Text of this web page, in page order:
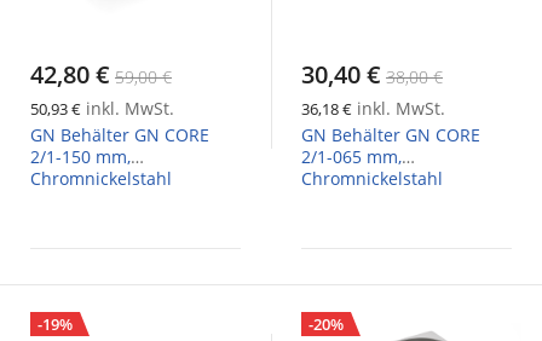
42,80 € 59,00 €
50,93 € inkl. MwSt.
GN Behälter GN CORE
2/1-150 mm,
Chromnickelstahl
30,40 € 38,00 €
36,18 € inkl. MwSt.
GN Behälter GN CORE
2/1-065 mm,
Chromnickelstahl
-19% -20%